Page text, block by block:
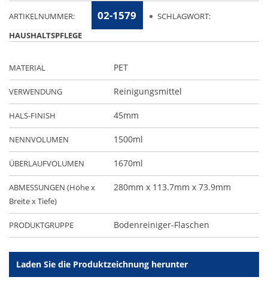
Laden Sie die Produktzeichnung herunter
MATERIAL PET
VERWENDUNG Reinigungsmittel
HALS-FINISH 45mm
NENNVOLUMEN 1500ml
ÜBERLAUFVOLUMEN 1670ml
ABMESSUNGEN (Höhe x
Breite x Tiefe)
280mm x 113.7mm x 73.9mm
PRODUKTGRUPPE Bodenreiniger-Flaschen
ARTIKELNUMMER: 02-1579
SCHLAGWORT:
HAUSHALTSPFLEGE